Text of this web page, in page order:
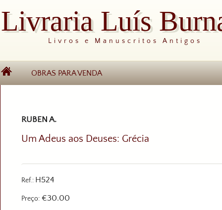
Livraria Luís
Livros e Manuscritos Antigos
OBRAS PARA VENDA
RUBEN A.
Um Adeus aos Deuses: Grécia
Ref.: H524
Preço: €30.00